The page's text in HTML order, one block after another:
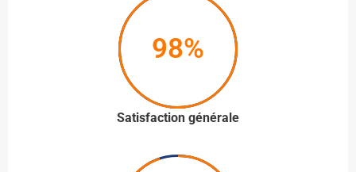
98%
Satisfaction générale